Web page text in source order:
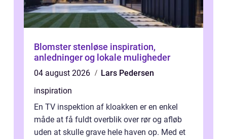
Blomster stenløse inspiration,
anledninger og lokale muligheder
04 august 2026
Lars Pedersen
inspiration
En TV inspektion af kloakken er en enkel
måde at få fuldt overblik over rør og afløb
uden at skulle grave hele haven op. Med et